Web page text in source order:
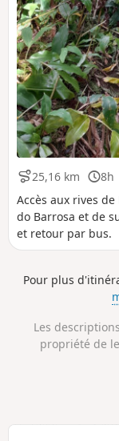
25,16 km
D
i
s
t
a
n
8h
D
u
r
é
e
Accès aux rives
do Barrosa et de
et retour par bus.
Pour plus
Les
propriété de